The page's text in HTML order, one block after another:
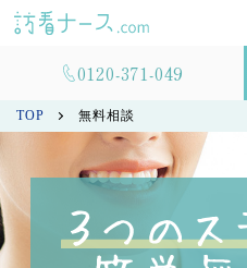
0120-371-049
TOP 無料相談